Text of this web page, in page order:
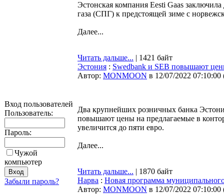
Вход пользователей
Пользователь:
Пароль:
Чужой
компьютер
Забыли пароль?
Эстонская компания Eesti Gaas
газа (СПГ) к предстоящей зиме с
Далее...
Читать дальше... | 1421 байт
Эстония : Swedbank и SEB повышают
Автор: MONMOON в 12/07/2022 07:10:00
Два крупнейших розничных банка
повышают цены на предлагаемые в
увеличится до пяти евро.
Далее...
Читать дальше... | 1870 байт
Нарва : Новая программа
Автор: MONMOON в 12/07/2022 07:10:00